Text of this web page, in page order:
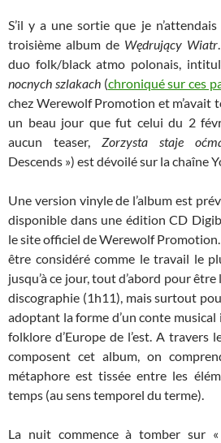
S’il y a une sortie que je
troisième album de Wędrujący Wiatr
duo folk/black atmo polonais,
nocnych szlakach(chroniqué sur ces
chez Werewolf Promotion et m’avait
un beau jour que fut celui du 2
aucun teaser, Zorzysta staje
Descends ») est dévoilé sur la chaîne
Une version vinyle de l’album est
disponible dans une édition CD
le site officiel de Werewolf Promotion.
être considéré comme le travail le
jusqu’à ce jour, tout d’abord pour être
discographie (1h11), mais surtout
adoptant la forme d’un conte
folklore d’Europe de l’est. A travers
composent cet album, on
métaphore est tissée entre les
temps (au sens temporel du terme).
La nuit commence à tomber sur «